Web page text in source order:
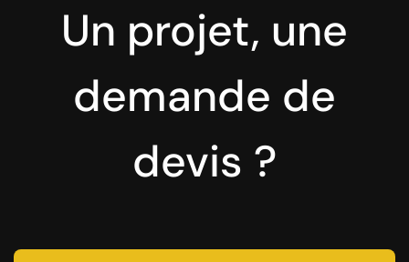
Un projet, une
demande de
devis ?